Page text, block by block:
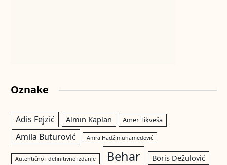
Oznake
Adis Fejzić Almin Kaplan Amer Tikveša
Amila Buturović Amra Hadžimuhamedović
Autentično i definitivno izdanje Behar Boris Dežulović